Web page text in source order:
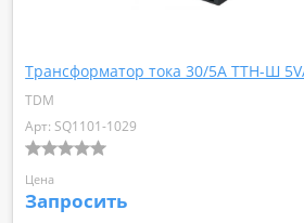
Трансформатор тока 30/5А ТТН-Ш
TDM
Арт: SQ1101-1029
Цена
Запросить